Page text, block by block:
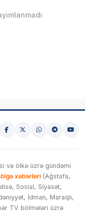
və ölkə üzrə gündəmi
xəbərləri (Ağstafa,
Sosial, Siyasət,
İdman, Maraqlı,
TV bölmələri üzrə